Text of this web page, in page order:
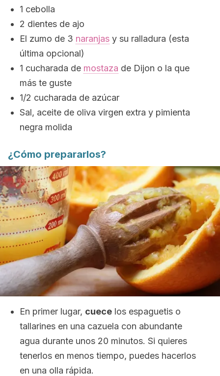
1 cebolla
2 dientes de ajo
El zumo de 3 naranjas y su ralladura (esta
última opcional)
1 cucharada de mostaza de Dijon o la que
más te guste
1/2 cucharada de azúcar
Sal, aceite de oliva virgen extra y pimienta
negra molida
¿Cómo prepararlos?
En primer lugar, cuece los espaguetis o
tallarines en una cazuela con abundante
agua durante unos 20 minutos. Si quieres
tenerlos en menos tiempo, puedes hacerlos
en una olla rápida.